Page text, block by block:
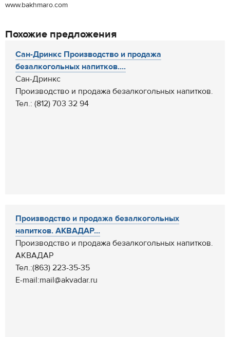
www.bakhmaro.com
Похожие предложения
Сан-Дринкс Производство и продажа
безалкогольных напитков....
Сан-Дринкс
Производство и продажа безалкогольных напитков.
Тел.: (812) 703 32 94
Производство и продажа безалкогольных
напитков. АКВАДАР...
Производство и продажа безалкогольных напитков.
АКВАДАР
Тел.:(863) 223-35-35
E-mail:mail@akvadar.ru